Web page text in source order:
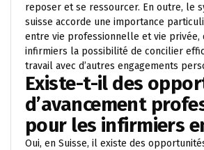
reposer et se ressourcer. En outre, le
suisse accorde une importance
entre vie professionnelle et vie privée,
infirmiers la possibilité de concilier
travail avec d’autres engagements
Existe-t-il des
d’avancement
pour les infirmiers
Oui, en Suisse, il existe des